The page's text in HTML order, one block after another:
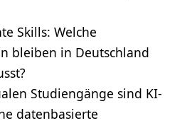
Skills: Welche
bleiben in Deutschland
Studiengänge sind KI-
datenbasierte